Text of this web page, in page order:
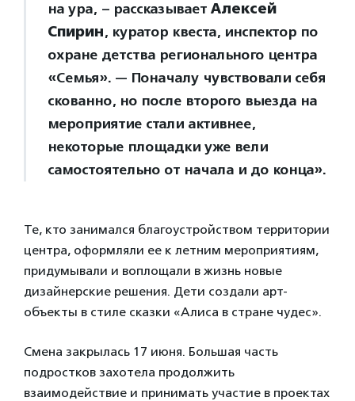
на ура, – рассказывает Алексей
Спирин, куратор квеста, инспектор по
охране детства регионального центра
«Семья». — Поначалу чувствовали себя
скованно, но после второго выезда на
мероприятие стали активнее,
некоторые площадки уже вели
самостоятельно от начала и до конца».
Те, кто занимался благоустройством территории
центра, оформляли ее к летним мероприятиям,
придумывали и воплощали в жизнь новые
дизайнерские решения. Дети создали арт-
объекты в стиле сказки «Алиса в стране чудес».
Смена закрылась 17 июня. Большая часть
подростков захотела продолжить
взаимодействие и принимать участие в проектах